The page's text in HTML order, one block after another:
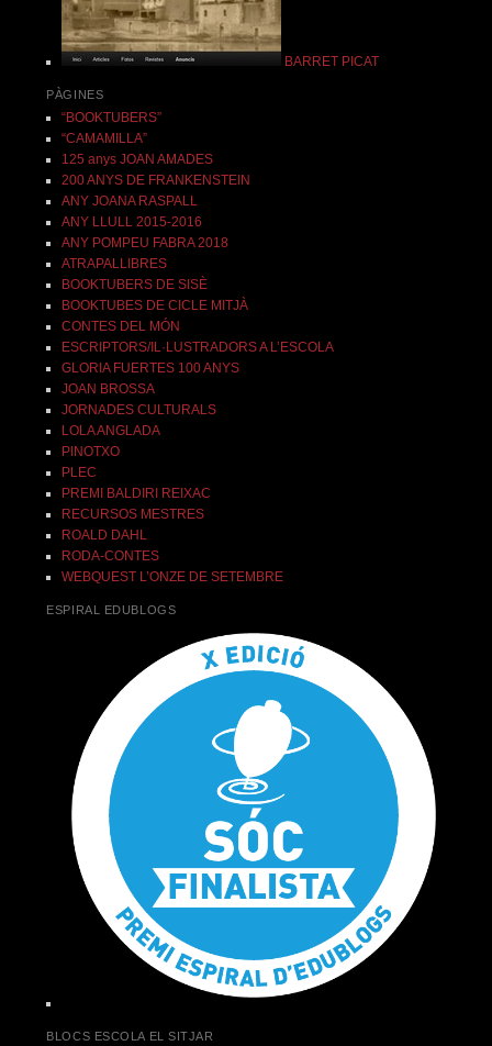
BARRET PICAT
PÀGINES
“BOOKTUBERS”
“CAMAMILLA”
125 anys JOAN AMADES
200 ANYS DE FRANKENSTEIN
ANY JOANA RASPALL
ANY LLULL 2015-2016
ANY POMPEU FABRA 2018
ATRAPALLIBRES
BOOKTUBERS DE SISÈ
BOOKTUBES DE CICLE MITJÀ
CONTES DEL MÓN
ESCRIPTORS/IL·LUSTRADORS A L’ESCOLA
GLORIA FUERTES 100 ANYS
JOAN BROSSA
JORNADES CULTURALS
LOLA ANGLADA
PINOTXO
PLEC
PREMI BALDIRI REIXAC
RECURSOS MESTRES
ROALD DAHL
RODA-CONTES
WEBQUEST L’ONZE DE SETEMBRE
ESPIRAL EDUBLOGS
BLOCS ESCOLA EL SITJAR